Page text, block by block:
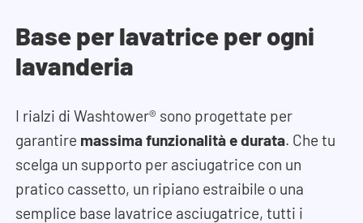
Base per lavatrice per ogni
lavanderia
I rialzi di Washtower® sono progettate per
garantire massima funzionalità e durata. Che tu
scelga un supporto per asciugatrice con un
pratico cassetto, un ripiano estraibile o una
semplice base lavatrice asciugatrice, tutti i